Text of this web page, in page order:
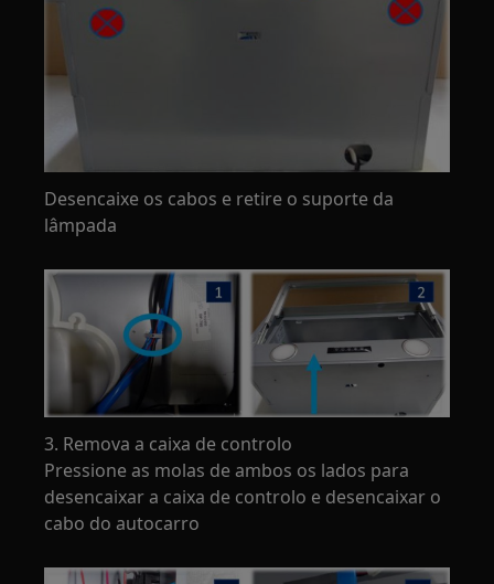
Desencaixe os cabos e retire o suporte da
lâmpada
3. Remova a caixa de controlo
Pressione as molas de ambos os lados para
desencaixar a caixa de controlo e desencaixar o
cabo do autocarro